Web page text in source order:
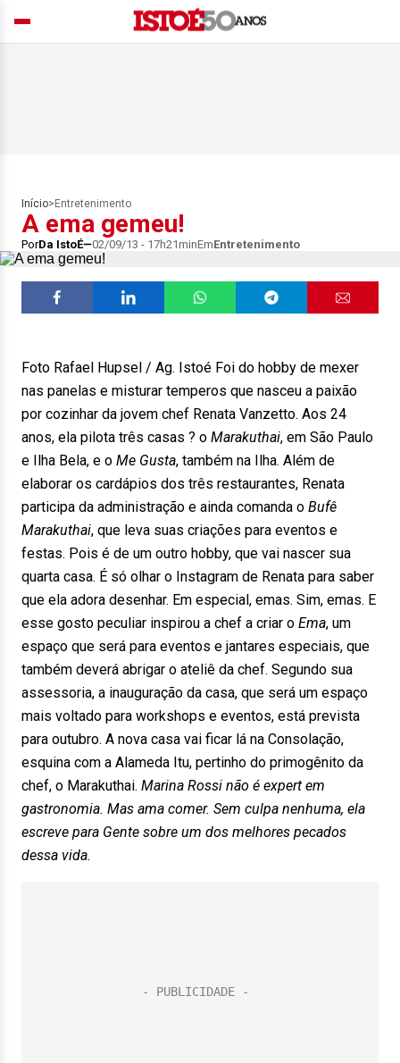
Início> Entretenimento
A ema gemeu!
PorDa IstoÉ 02/09/13 - 17h21minEmEntretenimento
Foto Rafael Hupsel / Ag. Istoé Foi do hobby de mexer
nas panelas e misturar temperos que nasceu a paixão
por cozinhar da jovem chef Renata Vanzetto. Aos 24
anos, ela pilota três casas ? o Marakuthai, em São Paulo
e Ilha Bela, e o Me Gusta, também na Ilha. Além de
elaborar os cardápios dos três restaurantes, Renata
participa da administração e ainda comanda o Bufê
Marakuthai, que leva suas criações para eventos e
festas. Pois é de um outro hobby, que vai nascer sua
quarta casa. É só olhar o Instagram de Renata para saber
que ela adora desenhar. Em especial, emas. Sim, emas. E
esse gosto peculiar inspirou a chef a criar o Ema, um
espaço que será para eventos e jantares especiais, que
também deverá abrigar o ateliê da chef. Segundo sua
assessoria, a inauguração da casa, que será um espaço
mais voltado para workshops e eventos, está prevista
para outubro. A nova casa vai ficar lá na Consolação,
esquina com a Alameda Itu, pertinho do primogênito da
chef, o Marakuthai. Marina Rossi não é expert em
gastronomia. Mas ama comer. Sem culpa nenhuma, ela
escreve para Gente sobre um dos melhores pecados
dessa vida.